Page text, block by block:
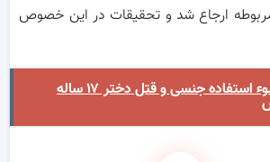
ارجاع شد و تحقیقات در این خصوص
سوء استفاده جنسی و قتل دختر ۱۷ ساله